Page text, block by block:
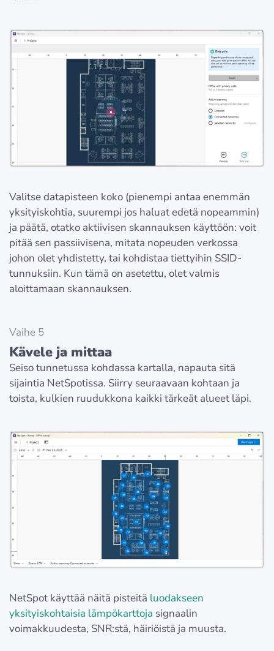
Valitse datapisteen koko (pienempi antaa enemmän
yksityiskohtia, suurempi jos haluat edetä nopeammin)
ja päätä, otatko aktiivisen skannauksen käyttöön: voit
pitää sen passiivisena, mitata nopeuden verkossa
johon olet yhdistetty, tai kohdistaa tiettyihin SSID-
tunnuksiin. Kun tämä on asetettu, olet valmis
aloittamaan skannauksen.
Vaihe 5
Kävele ja mittaa
Seiso tunnetussa kohdassa kartalla, napauta sitä
sijaintia NetSpotissa. Siirry seuraavaan kohtaan ja
toista, kulkien ruudukkona kaikki tärkeät alueet läpi.
NetSpot käyttää näitä pisteitä luodakseen
yksityiskohtaisia lämpökarttoja signaalin
voimakkuudesta, SNR:stä, häiriöistä ja muusta.